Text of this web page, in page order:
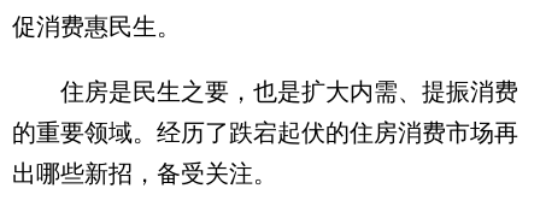
促消费惠民生。
住房是民生之要，也是扩大内需、提振消费
的重要领域。经历了跌宕起伏的住房消费市场再
出哪些新招，备受关注。